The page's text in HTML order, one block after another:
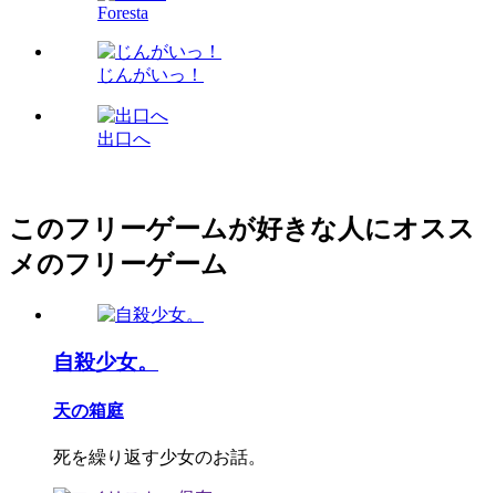
Foresta
じんがいっ！
出口へ
このフリーゲームが好きな人にオスス
メのフリーゲーム
自殺少女。
天の箱庭
死を繰り返す少女のお話。